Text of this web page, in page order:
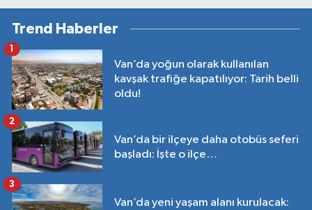
Trend Haberler
Van’da yoğun olarak kullanılan
kavşak trafiğe kapatılıyor: Tarih belli
oldu!
1
Van’da bir ilçeye daha otobüs seferi
başladı: İşte o ilçe…
2
Van’da yeni yaşam alanı kurulacak:
3